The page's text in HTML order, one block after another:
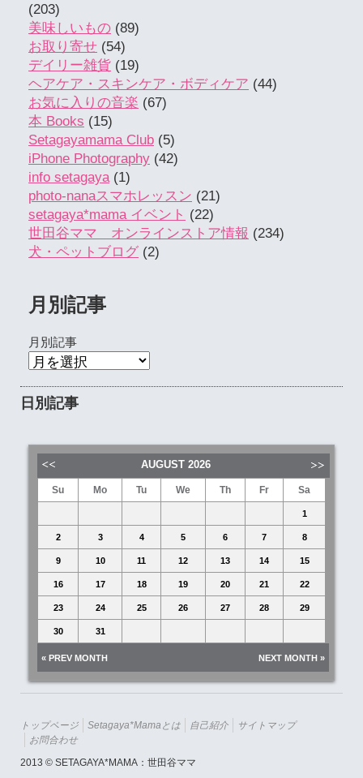
(203)
美味しいもの (89)
お取り寄せ (54)
デイリー雑貨 (19)
ヘアケア・スキンケア・ボディケア (44)
お気に入りの音楽 (67)
本 Books (15)
Setagayamama Club (5)
iPhone Photography (42)
info setagaya(1)
photo-nanaスマホレッスン (21)
setagaya*mama イベント (22)
世田谷ママ オンラインストア情報 (234)
犬・ペットブログ (2)
月別記事
月別記事
日別記事
AUGUST 2026
Su Mo Tu We Th Fr Sa
1
2 3 4 5 6 7 8
9 10 11 12 13 14 15
16 17 18 19 20 21 22
23 24 25 26 27 28 29
30 31
« PREV MONTH NEXT MONTH »
トップページ Setagaya*mamaとは 自己紹介
サイトマップ
お問合わせ
2013 © SETAGAYA*MAMA：世田谷ママ